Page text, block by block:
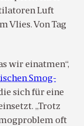
Luft
Vlies. Von Tag
wir einatmen“,
Smog-
sich für eine
„Trotz
oft